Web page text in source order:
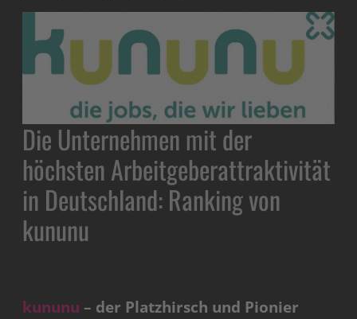
Die Unternehmen mit der
höchsten Arbeitgeberattraktivität
in Deutschland: Ranking von
kununu
kununu – der Platzhirsch und Pionier